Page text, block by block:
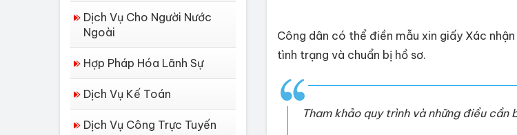
Công dân có thể điền mẫu xin giấy Xác
tình trạng và chuẩn bị hồ sơ.
Tham khảo quy trình và những điều cần
Dịch Vụ Cho Người Nước
Ngoài
Hợp Pháp Hóa Lãnh Sự
Dịch Vụ Kế Toán
Dịch Vụ Công Trực Tuyến